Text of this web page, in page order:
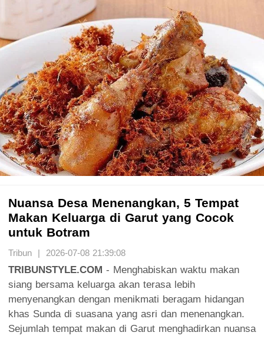
Nuansa Desa Menenangkan, 5 Tempat
Makan Keluarga di Garut yang Cocok
untuk Botram
Tribun | 2026-07-08 21:39:08
TRIBUNSTYLE.COM - Menghabiskan waktu makan
siang bersama keluarga akan terasa lebih
menyenangkan dengan menikmati beragam hidangan
khas Sunda di suasana yang asri dan menenangkan.
Sejumlah tempat makan di Garut menghadirkan nuansa